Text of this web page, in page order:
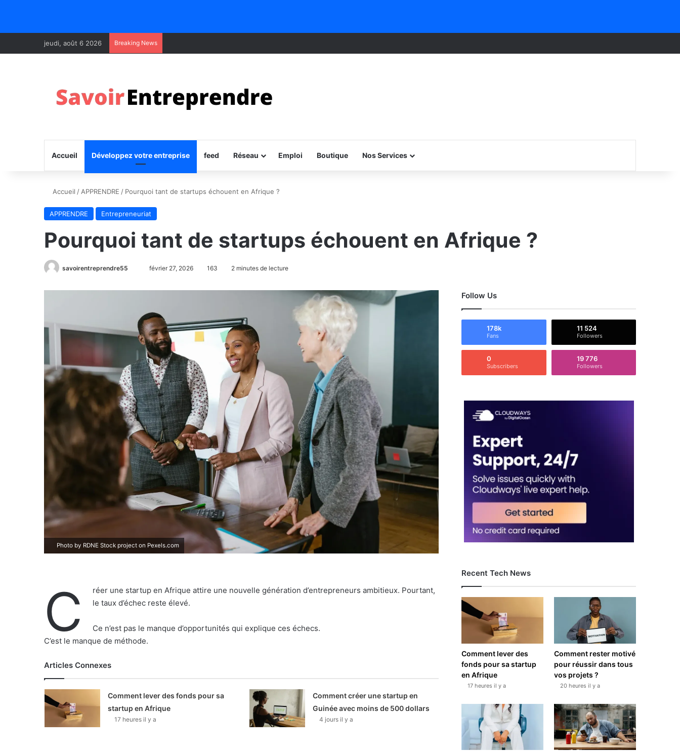
jeudi, août 6 2026 Breaking News
Accueil Développez votre entreprise feed Réseau Emploi Boutique Nos Services
Accueil / APPRENDRE / Pourquoi tant de startups échouent en Afrique ?
APPRENDRE Entrepreneuriat
Pourquoi tant de startups échouent en Afrique ?
savoirentreprendre55 février 27, 2026 163 2 minutes de lecture
Photo by RDNE Stock project on Pexels.com
C
réer une startup en Afrique attire une nouvelle génération d’entrepreneurs ambitieux. Pourtant,
le taux d’échec reste élevé.
Ce n’est pas le manque d’opportunités qui explique ces échecs.
C’est le manque de méthode.
Articles Connexes
Comment lever des fonds pour sa
startup en Afrique
17 heures il y a
Comment créer une startup en
Guinée avec moins de 500 dollars
4 jours il y a
Follow Us
178k
Fans
11 524
Followers
0
Subscribers
19 776
Followers
Recent Tech News
Comment lever des
fonds pour sa startup
en Afrique
17 heures il y a
Comment rester motivé
pour réussir dans tous
vos projets ?
20 heures il y a